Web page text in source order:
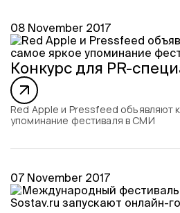
08 November 2017
Конкурс для PR-
Red Apple и Pressfeed объявляют
упоминание фестиваля в СМИ
07 November 2017